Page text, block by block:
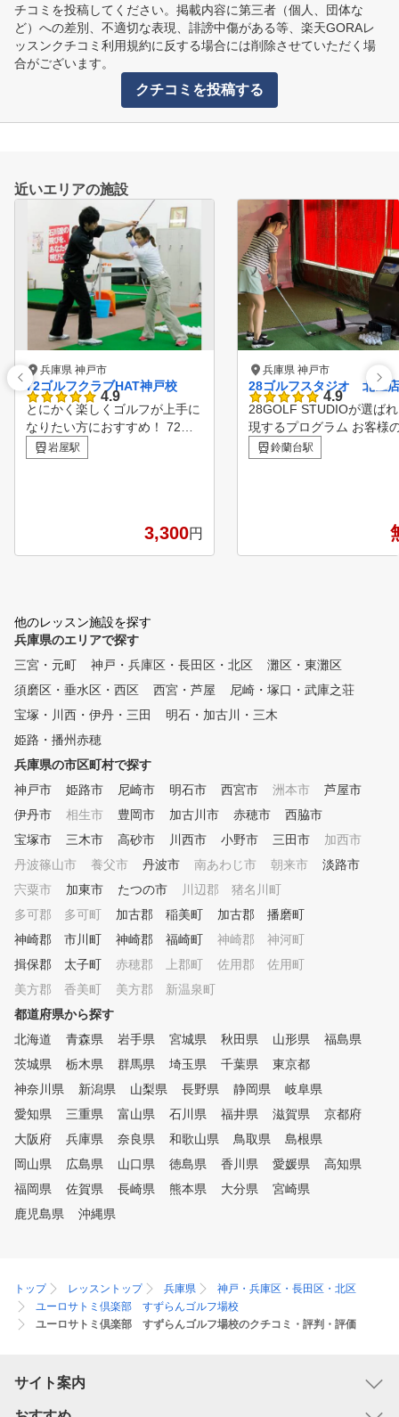
チコミを投稿してください。掲載内容に第三者（個人、団体な
ど）への差別、不適切な表現、誹謗中傷がある等、楽天GORAレ
ッスンクチコミ利用規約に反する場合には削除させていただく場
合がございます。
クチコミを投稿する
近いエリアの施設
兵庫県 神戸市
72ゴルフクラブHAT神戸校
4.9
とにかく楽しくゴルフが上手に
なりたい方におすすめ！ 72ゴ
ルフクラブ ゴルフレッスンの
特徴 1.会員様は全店舗ご利用可
よるきめ細やかなレッスン プ
ランにかかわらず、効果的なレ
ッスンが受けられます。 3.ゴル
フグラブ、ゴルフシューズ無料
フシューズ、グローブを無料で
お貸ししますので、いつでも気
す。 4.バンカーショットなど多
彩な練習が可能 バンカーショ
ットやロングパットなど、設備
可能です。ビデオスイング解析
機によるフォームの解析も行っ
2ゴルフクラブは半数以上が女
性の会員様なので、女性の方で
も安心してゴルフレッスンを受
ーム、ロッカー完備。 6.京都市
内・街半平日は夜10時まで営業
カ、河原町今出川にあります。
平日は夜10時まで（京都本校金
曜日のみ夜9時まで）営業して
レッスンに来ていただけます。
岩屋駅
3,300円
兵庫県 神戸市
28ゴルフスタジオ 北区店
4.9
28GOLF STUDIOが選ばれる理由 Point.01
現するプログラム お客様
ッスンプログラムを計画
飛距離アップコース、ス
コースを回られた際、練
o.jp/lesson/school/
鈴蘭台駅
他のレッスン施設を探す
兵庫県のエリアで探す
三宮・元町
神戸・兵庫区・長田区・北区
灘区・東灘区
須磨区・垂水区・西区
西宮・芦屋
尼崎・塚口・武庫之荘
宝塚・川西・伊丹・三田
明石・加古川・三木
姫路・播州赤穂
兵庫県の市区町村で探す
神戸市
姫路市 尼崎市 明石市 西宮市 洲本市
芦屋市
伊丹市
相生市 豊岡市 加古川市 赤穂市
西脇市
宝塚市
三木市 高砂市 川西市 小野市 三田市
加西市
丹波篠山市
養父市 丹波市 南あわじ市 朝来市
淡路市
宍粟市
加東市 たつの市
川辺郡 猪名川町
多可郡 多可町
加古郡 稲美町
加古郡 播磨町
神崎郡 市川町
神崎郡 福崎町
神崎郡 神河町
揖保郡 太子町
赤穂郡 上郡町
佐用郡 佐用町
美方郡 香美町
美方郡 新温泉町
都道府県から探す
北海道
青森県 岩手県 宮城県 秋田県 山形県
福島県
茨城県
栃木県 群馬県 埼玉県 千葉県
東京都
神奈川県
新潟県 山梨県 長野県 静岡県
岐阜県
愛知県
三重県 富山県 石川県 福井県 滋賀県
京都府
大阪府
兵庫県 奈良県 和歌山県 鳥取県
島根県
岡山県
広島県 山口県 徳島県 香川県 愛媛県
高知県
福岡県
佐賀県 長崎県 熊本県 大分県
宮崎県
鹿児島県
沖縄県
トップ レッスントップ 兵庫県
神戸・兵庫区・長田区・北区
ユーロサトミ倶楽部 すずらんゴルフ場校
ユーロサトミ倶楽部 すずらんゴルフ場校のクチコミ・評判・評価
サイト案内